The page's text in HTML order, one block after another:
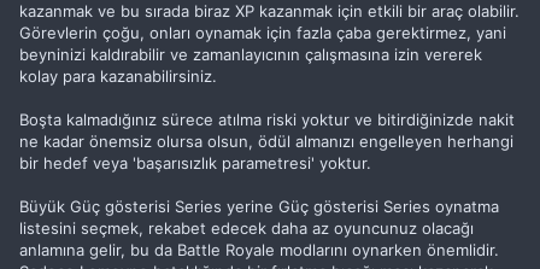
kazanmak ve bu sırada biraz XP kazanmak için etkili bir araç olabilir.
Görevlerin çoğu, onları oynamak için fazla çaba gerektirmez, yani
beyninizi kaldırabilir ve zamanlayıcının çalışmasına izin vererek
kolay para kazanabilirsiniz.
Boşta kalmadığınız sürece atılma riski yoktur ve bitirdiğinizde nakit
ne kadar önemsiz olursa olsun, ödül almanızı engelleyen herhangi
bir hedef veya 'başarısızlık parametresi' yoktur.
Büyük Güç gösterisi Series yerine Güç gösterisi Series oynatma
listesini seçmek, rekabet edecek daha az oyuncunuz olacağı
anlamına gelir, bu da Battle Royale modlarını oynarken önemlidir.